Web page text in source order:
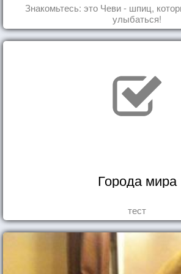
Знакомьтесь: это Чеви - шпиц,
улыбаться!
Города мира
тест